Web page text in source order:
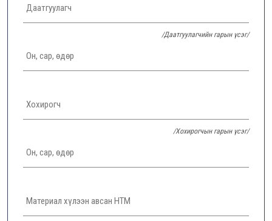
/Даатгуулагчийн гарын үсэг/
/Хохирогчын гарын үсэг/